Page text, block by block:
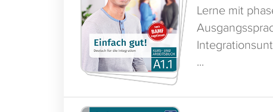
Lerne mit
...